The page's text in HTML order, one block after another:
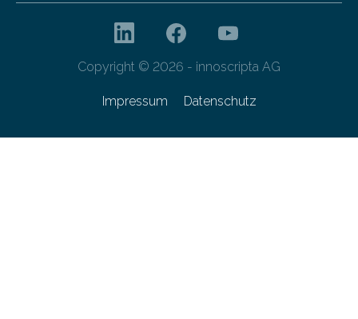
Copyright © 2026 - innoscripta AG
Impressum Datenschutz